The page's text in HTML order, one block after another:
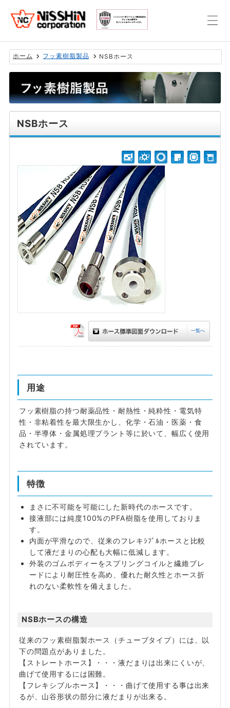
ホーム フッ素樹脂製品 NSBホース
NSBホース
一覧へ
用途
フッ素樹脂の持つ耐薬品性・耐熱性・純粋性・電気特
性・非粘着性を最大限生かし、化学・石油・医薬・食
品・半導体・金属処理プラント等に於いて、幅広く使用
されています。
特徴
まさに不可能を可能にした新時代のホースです。
接液部には純度100%のPFA樹脂を使用しておりま
す。
内面が平滑なので、従来のフレキｼﾌﾞﾙホースと比較
して液だまりの心配も大幅に低減します。
外装のゴムボディーをスプリングコイルと繊維ブレ
ードにより耐圧性を高め、優れた耐久性とホース折
れのない柔軟性を備えました。
NSBホースの構造
従来のフッ素樹脂製ホース（チューブタイプ）には、以
下の問題点がありました。
【ストレートホース】・・・液だまりは出来にくいが、
曲げて使用するには困難。
【フレキシブルホース】・・・曲げて使用する事は出来
るが、山谷形状の部分に液だまりが出来る。